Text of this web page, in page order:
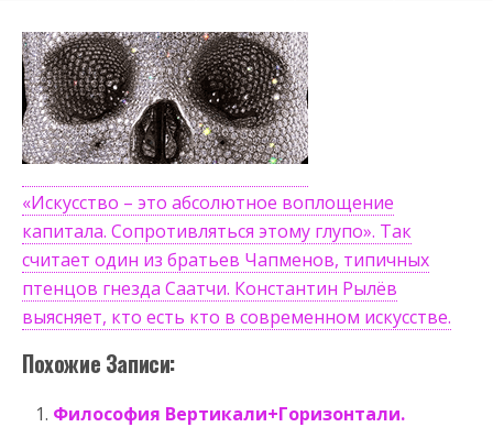
«Искусство – это абсолютное воплощение
капитала. Сопротивляться этому глупо». Так
считает один из братьев Чапменов, типичных
птенцов гнезда Саатчи. Константин Рылёв
выясняет, кто есть кто в современном искусстве.
Похожие Записи:
Философия Вертикали+Горизонтали.